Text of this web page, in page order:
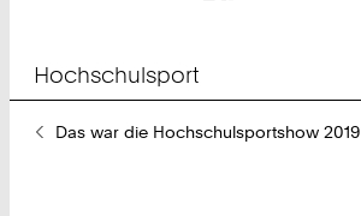
Hochschulsport
SieDas war die Hochschulsportshow 2019